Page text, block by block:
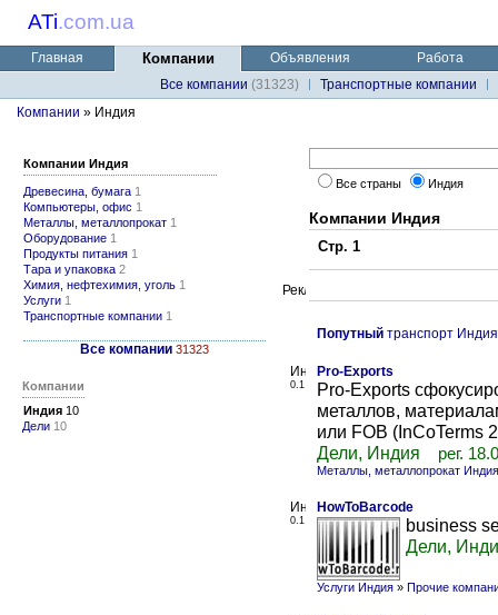
ATi.com.ua
Главная Компании Объявления
Работа
Все компании (31323)
Транспортные компании
Компании » Индия
Компании Индия
Древесина, бумага 1
Компьютеры, офис 1
Металлы, металлопрокат 1
Оборудование 1
Продукты питания 1
Тара и упаковка 2
Химия, нефтехимия, уголь 1
Услуги 1
Транспортные компании 1
Все компании 31323
Компании
Индия 10
Дели 10
Все страны Индия
Компании Индия
Стр. 1
Попутный транспорт Индия
0.1
Pro-Exports
Pro-Exports
металлов,
или FOB (InCoTerms
Дели, Индия
рег.
Металлы, металлопрокат Индия
0.1
HowToBarcode
business
Дели,
Услуги Индия » Прочие